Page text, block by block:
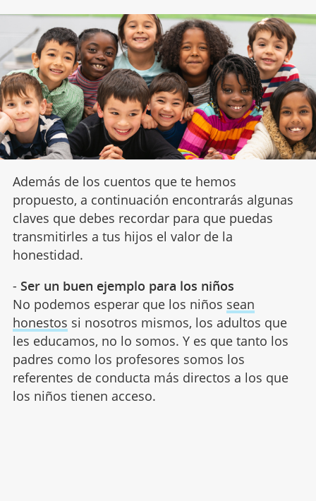
Además de los cuentos que te hemos
propuesto, a continuación encontrarás algunas
claves que debes recordar para que puedas
transmitirles a tus hijos el valor de la
honestidad.
- Ser un buen ejemplo para los niños
No podemos esperar que los niños sean
honestos si nosotros mismos, los adultos que
les educamos, no lo somos. Y es que tanto los
padres como los profesores somos los
referentes de conducta más directos a los que
los niños tienen acceso.